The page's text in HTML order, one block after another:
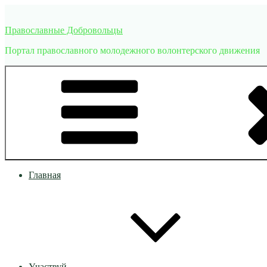
содержимому
Православные Добровольцы
Портал православного молодежного волонтерского движения
Главная